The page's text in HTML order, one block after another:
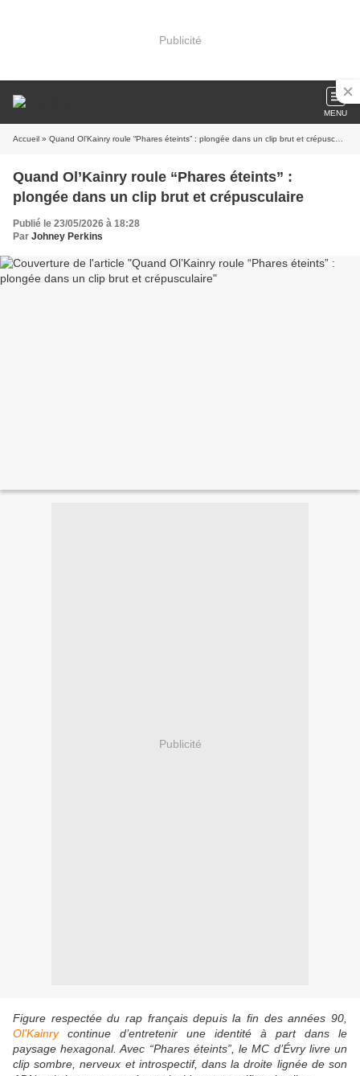
Publicité
MENU
Accueil » Quand Ol’Kainry roule “Phares éteints” : plongée dans un clip brut et crépusculaire
Quand Ol’Kainry roule “Phares éteints” :
plongée dans un clip brut et crépusculaire
Publié le 23/05/2026 à 18:28
Par Johney Perkins
Publicité
Figure respectée du rap français depuis la fin des années 90,
Ol'Kainrycontinue d’entretenir une identité à part dans le
paysage hexagonal. Avec “Phares éteints”, le MC d’Évry livre un
clip sombre, nerveux et introspectif, dans la droite lignée de son